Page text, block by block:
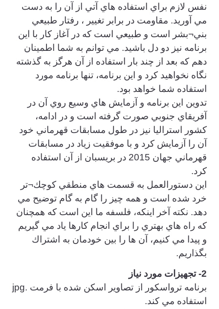
نفس لازم براي استفاده هاي آتي از آن را به دست
مي آوريد. مقاومت در برابر تغيير ، رفتار طبيعي
بني¬بشر است و طبيعي است كه در آغاز كار با اين
برنامه نيز دو دل باشيد. مي توانم به شما اطمينان
دهم كه بعد از چند بار استفاده از آن هرگز به گذشته
نگاه نخواهيد كرد و اين برنامه، تنها برنامه مورد
استفاده شما خواهد بود.
تدوين اين برنامه و آزمايش هاي وسيع روي آن در
آفريقاي جنوبي صورت گرفته است و در ادامه،
كشور استراليا نيز در طول مسابقات قهرماني خود
آن را آزمايش كرد و با موفقيت زياد در مسابقات
قهرماني جهان 2015 در بريسبان از آن استفاده
كرد.
اين دستورالعمل به قسمت هاي منطقي كوچك¬تر
خرد شده است و همه چيز را گام به گام توضيح مي
دهد. نكته آخر اينكه، فلسفه ما اين است كه همچنان
كه راه هاي بهتري را براي انجام كارها ياد مي گيريم
و پيدا مي كنيم، آن ها را بين خودمان به اشتراك
بگذاريم.
2- تجهيزات مورد نياز
برنامه ترواسكور از تصاوير اسكن شده با فرمت .jpg
استفاده مي كند.